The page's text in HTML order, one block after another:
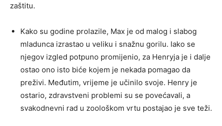
zaštitu.
Kako su godine prolazile, Max je od malog i slabog
mladunca izrastao u veliku i snažnu gorilu. Iako se
njegov izgled potpuno promijenio, za Henryja je i dalje
ostao ono isto biće kojem je nekada pomagao da
preživi. Međutim, vrijeme je učinilo svoje. Henry je
ostario, zdravstveni problemi su se povećavali, a
svakodnevni rad u zoološkom vrtu postajao je sve teži.